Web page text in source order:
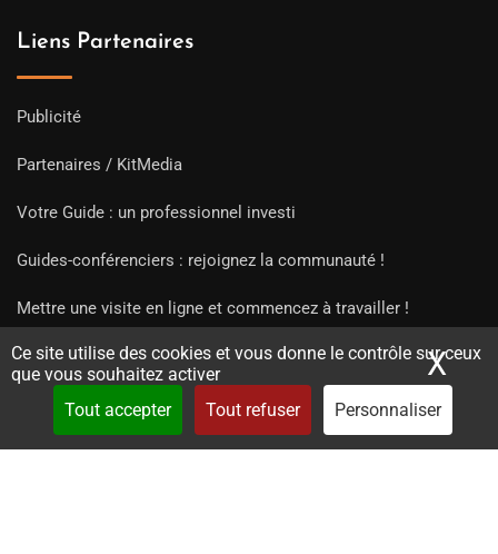
Ce site utilise des cookies et vous donne le contrôle sur ceux
que vous souhaitez activer
Tout accepter
Tout refuser Personnaliser
X
Liens Partenaires
Publicité
Partenaires / KitMedia
Votre Guide : un professionnel investi
Guides-conférenciers : rejoignez la communauté !
Mettre une visite en ligne et commencez à travailler !